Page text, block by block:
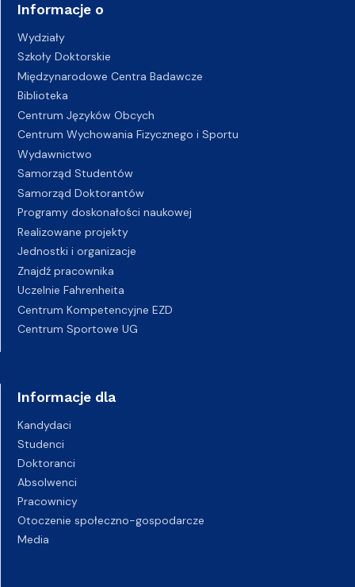
Informacje o
Wydziały
Szkoły Doktorskie
Międzynarodowe Centra Badawcze
Biblioteka
Centrum Języków Obcych
Centrum Wychowania Fizycznego i Sportu
Wydawnictwo
Samorząd Studentów
Samorząd Doktorantów
Programy doskonałości naukowej
Realizowane projekty
Jednostki i organizacje
Znajdź pracownika
Uczelnie Fahrenheita
Centrum Kompetencyjne EZD
Centrum Sportowe UG
Informacje dla
Kandydaci
Studenci
Doktoranci
Absolwenci
Pracownicy
Otoczenie społeczno-gospodarcze
Media